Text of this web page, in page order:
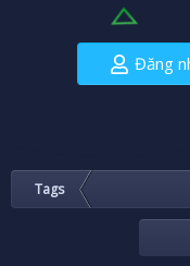
Đăng
Tags